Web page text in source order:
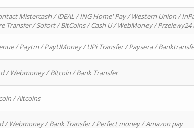
Mistercash / iDEAL / ING Home' Pay / Western Union /
Transfer / Sofort / BitCoins / Cash U / WebMoney / Przelewy24
/ Paytm / PayUMoney / UPi Transfer / Paysera /
/ Webmoney / Bitcoin / Bank Transfer
/ Altcoins
/ Webmoney / Bank Transfer / Perfect money / Amazon pay